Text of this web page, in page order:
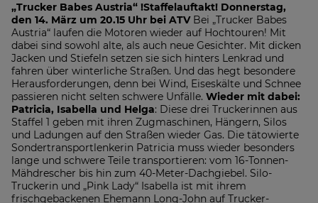
„Trucker Babes Austria“ !Staffelauftakt! Donnerstag,
den 14. März um 20.15 Uhr bei ATVBei „Trucker Babes
Austria“ laufen die Motoren wieder auf Hochtouren! Mit
dabei sind sowohl alte, als auch neue Gesichter. Mit dicken
Jacken und Stiefeln setzen sie sich hinters Lenkrad und
fahren über winterliche Straßen. Und das hegt besondere
Herausforderungen, denn bei Wind, Eiseskälte und Schnee
passieren nicht selten schwere Unfälle. Wieder mit dabei:
Patricia, Isabella und Helga: Diese drei Truckerinnen aus
Staffel 1 geben mit ihren Zugmaschinen, Hängern, Silos
und Ladungen auf den Straßen wieder Gas. Die tätowierte
Sondertransportlenkerin Patricia muss wieder besonders
lange und schwere Teile transportieren: vom 16-Tonnen-
Mähdrescher bis hin zum 40-Meter-Dachgiebel. Silo-
Truckerin und „Pink Lady“ Isabella ist mit ihrem
frischgebackenen Ehemann Long-John auf Trucker-